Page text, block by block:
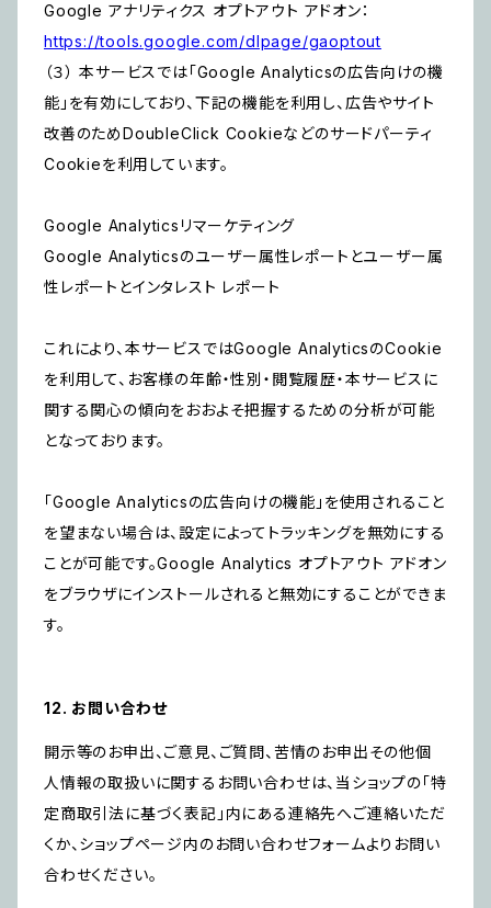
Google アナリティクス オプトアウト アドオン：
https://tools.google.com/dlpage/gaoptout
（３） 本サービスでは「Google Analyticsの広告向けの機
能」を有効にしており、下記の機能を利用し、広告やサイト
改善のためDoubleClick Cookieなどのサードパーティ
Cookieを利用しています。
Google Analyticsリマーケティング
Google Analyticsのユーザー属性レポートとユーザー属
性レポートとインタレスト レポート
これにより、本サービスではGoogle AnalyticsのCookie
を利用して、お客様の年齢・性別・閲覧履歴・本サービスに
関する関心の傾向をおおよそ把握するための分析が可能
となっております。
「Google Analyticsの広告向けの機能」を使用されること
を望まない場合は、設定によってトラッキングを無効にする
ことが可能です。Google Analytics オプトアウト アドオン
をブラウザにインストールされると無効にすることができま
す。
12. お問い合わせ
開示等のお申出、ご意見、ご質問、苦情のお申出その他個
人情報の取扱いに関するお問い合わせは、当ショップの「特
定商取引法に基づく表記」内にある連絡先へご連絡いただ
くか、ショップページ内のお問い合わせフォームよりお問い
合わせください。